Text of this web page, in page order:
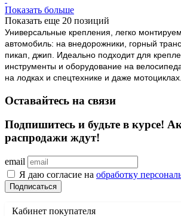
Показать больше
Показать еще 20 позиций
Универсальные крепления, легко
автомобиль: на внедорожники, горный
пикап, джип. Идеально подходит для
инструменты и оборудование на
на лодках и спецтехнике и даже мотоциклах.
Оставайтесь на связи
Подпишитесь и будьте в курсе!
распродажи ждут!
email
Я даю согласие на обработку
Подписаться
Кабинет покупателя